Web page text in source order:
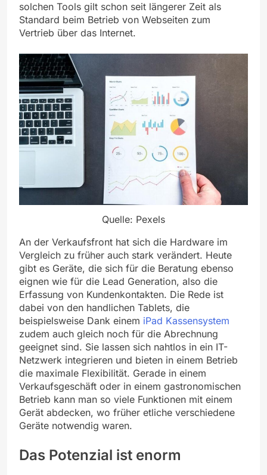
solchen Tools gilt schon seit längerer Zeit als
Standard beim Betrieb von Webseiten zum
Vertrieb über das Internet.
Quelle: Pexels
An der Verkaufsfront hat sich die Hardware im
Vergleich zu früher auch stark verändert. Heute
gibt es Geräte, die sich für die Beratung ebenso
eignen wie für die Lead Generation, also die
Erfassung von Kundenkontakten. Die Rede ist
dabei von den handlichen Tablets, die
beispielsweise Dank einem iPad Kassensystem
zudem auch gleich noch für die Abrechnung
geeignet sind. Sie lassen sich nahtlos in ein IT-
Netzwerk integrieren und bieten in einem Betrieb
die maximale Flexibilität. Gerade in einem
Verkaufsgeschäft oder in einem gastronomischen
Betrieb kann man so viele Funktionen mit einem
Gerät abdecken, wo früher etliche verschiedene
Geräte notwendig waren.
Das Potenzial ist enorm